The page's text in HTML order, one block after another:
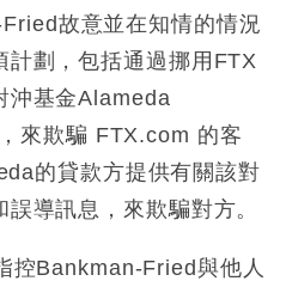
故意並在知情的情況
劃，包括通過挪用FTX
沖基金Alameda
來欺騙 FTX.com 的客
的貸款方提供有關該對
導訊息，來欺騙對方。
控Bankman-Fried與他人